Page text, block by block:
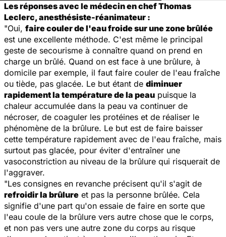
Les réponses avec le médecin en chef Thomas
Leclerc, anesthésiste-réanimateur :
"Oui, faire couler de l'eau froide sur une zone brûlée
est une excellente méthode. C'est même le principal
geste de secourisme à connaître quand on prend en
charge un brûlé. Quand on est face à une brûlure, à
domicile par exemple, il faut faire couler de l'eau fraîche
ou tiède, pas glacée. Le but étant de diminuer
rapidement la température de la peau puisque la
chaleur accumulée dans la peau va continuer de
nécroser, de coaguler les protéines et de réaliser le
phénomène de la brûlure. Le but est de faire baisser
cette température rapidement avec de l'eau fraîche, mais
surtout pas glacée, pour éviter d'entraîner une
vasoconstriction au niveau de la brûlure qui risquerait de
l'aggraver.
"Les consignes en revanche précisent qu'il s'agit de
refroidir la brûlure et pas la personne brûlée. Cela
signifie d'une part qu'on essaie de faire en sorte que
l'eau coule de la brûlure vers autre chose que le corps,
et non pas vers une autre zone du corps au risque